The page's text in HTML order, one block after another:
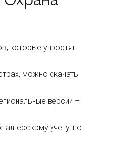
которые упростят
можно скачать
версии –
учету, но